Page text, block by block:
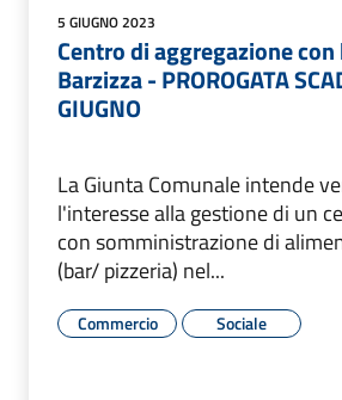
5 GIUGNO 2023
Centro di aggregazione
Barzizza - PROROGATA
GIUGNO
La Giunta Comunale intende
l'interesse alla gestione di un
con somministrazione di
(bar/ pizzeria) nel...
Commercio Sociale